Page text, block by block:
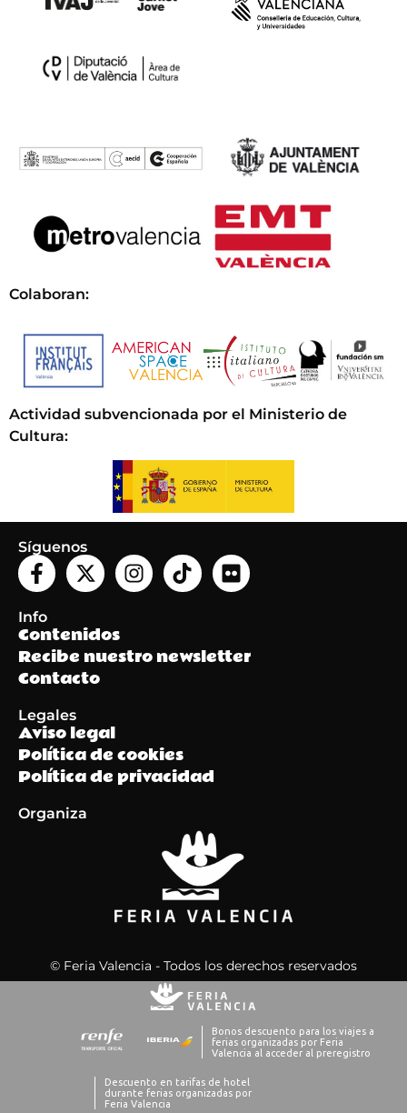
Colaboran:
Actividad subvencionada por el Ministerio de
Cultura:
Síguenos
Info
Contenidos
Recibe nuestro newsletter
Contacto
Legales
Aviso legal
Política de cookies
Política de privacidad
Organiza
© Feria Valencia - Todos los derechos reservados